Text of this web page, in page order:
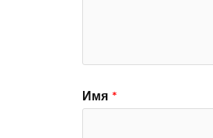
Имя *